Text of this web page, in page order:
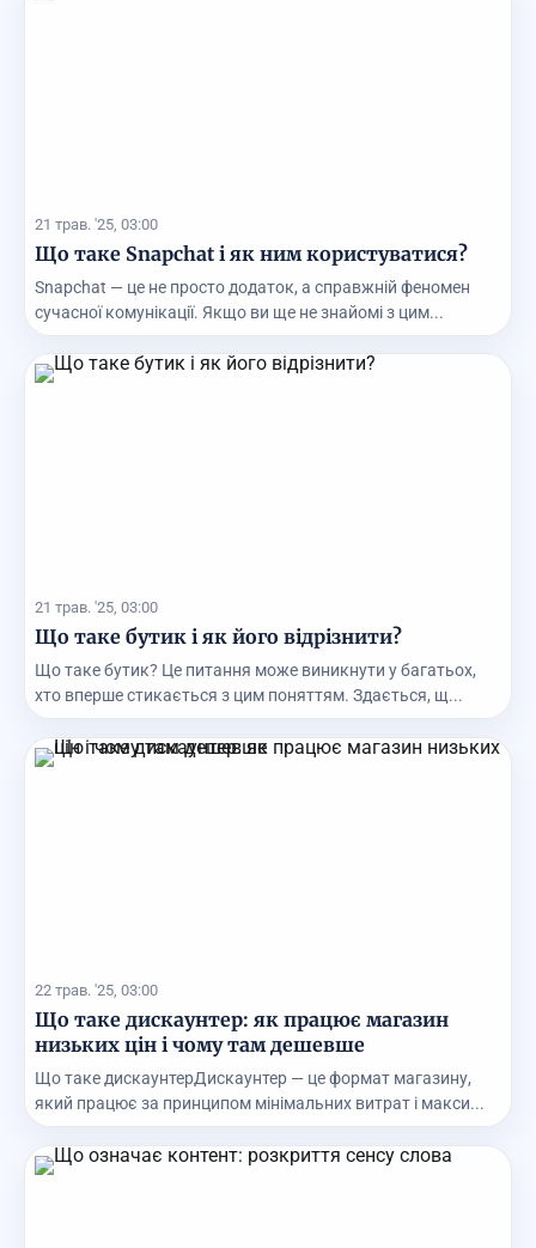
21 трав. '25, 03:00
Що таке Snapchat і як ним користуватися?
Snapchat — це не просто додаток, а справжній феномен
сучасної комунікації. Якщо ви ще не знайомі з цим...
21 трав. '25, 03:00
Що таке бутик і як його відрізнити?
Що таке бутик? Це питання може виникнути у багатьох,
хто вперше стикається з цим поняттям. Здається, щ...
22 трав. '25, 03:00
Що таке дискаунтер: як працює магазин
низьких цін і чому там дешевше
Що таке дискаунтерДискаунтер — це формат магазину,
який працює за принципом мінімальних витрат і макси...